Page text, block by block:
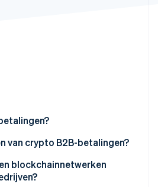
Sessions 2026
hoe Stripe de economische
van crypto B2B-betalingen?
blockchainnetwerken